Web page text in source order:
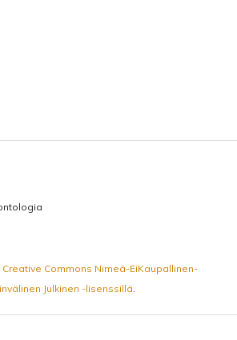
Creative Commons Nimeä-EiKaupallinen-
Julkinen -lisenssillä